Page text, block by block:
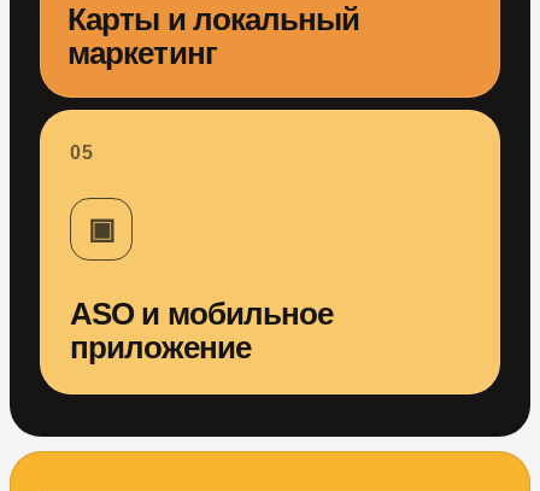
Карты и локальный
маркетинг
05
▣
ASO и мобильное
приложение